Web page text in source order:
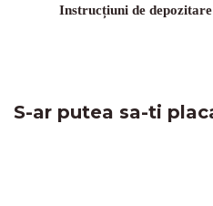
Instrucțiuni de
S-ar putea sa-ti